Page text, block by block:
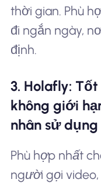
thời gian. Phù
đi ngắn ngày,
định.
3. Holafly:
không giới
nhân sử
Phù hợp nhất
người gọi